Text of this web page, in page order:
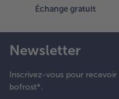
Échange gratuit
Newsletter
Inscrivez-vous pour
bofrost*.